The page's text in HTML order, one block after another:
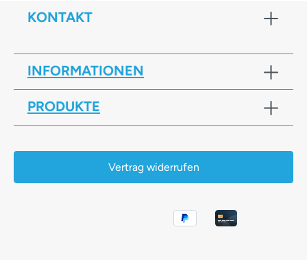
KONTAKT
INFORMATIONEN
PRODUKTE
Vertrag widerrufen